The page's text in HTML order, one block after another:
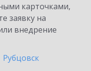
карточками,
заявку на
внедрение
Рубцовск